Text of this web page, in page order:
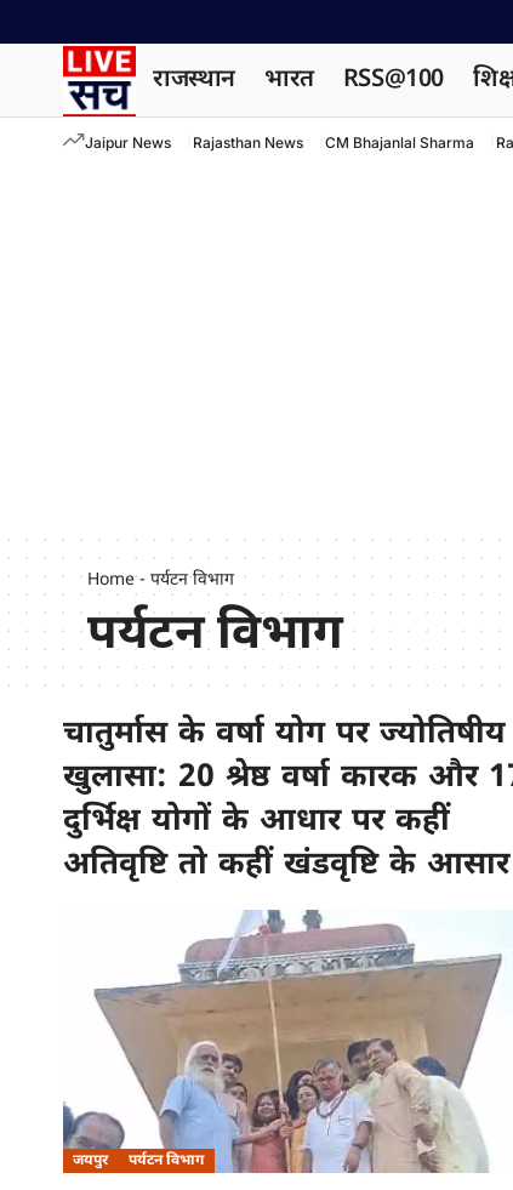
राजस्थान भारत RSS@100
Jaipur News Rajasthan News CM Bhajanlal Sharma
Home- पर्यटन विभाग
पर्यटन विभाग
चातुर्मास के वर्षा योग पर ज्योतिषीय
खुलासा: 20 श्रेष्ठ वर्षा कारक और
दुर्भिक्ष योगों के आधार पर कहीं
अतिवृष्टि तो कहीं खंडवृष्टि के आसार
जयपुर पर्यटन विभाग